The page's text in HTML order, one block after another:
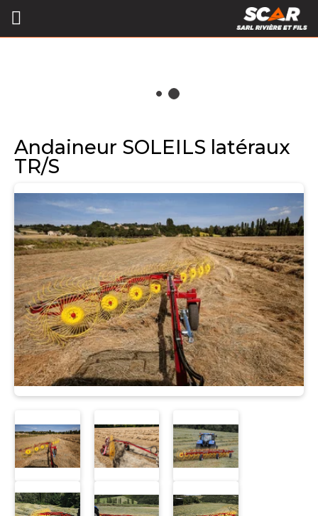
Andaineur SOLEILS latéraux
TR/S